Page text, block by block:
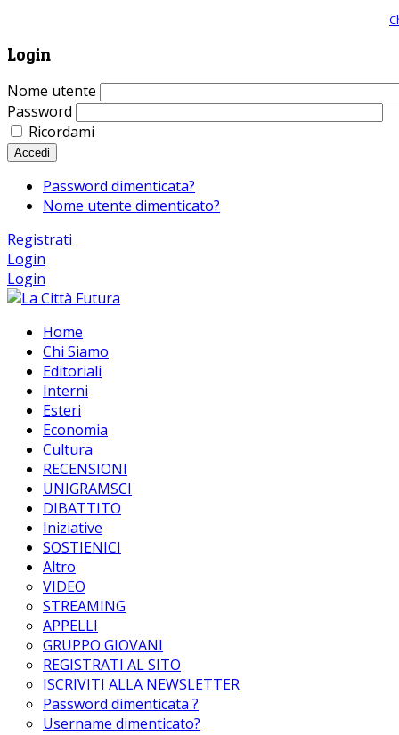
Login
Nome utente
Password
Ricordami
Accedi
Password dimenticata?
Nome utente dimenticato?
Registrati
Login
Login
Home
Chi Siamo
Editoriali
Interni
Esteri
Economia
Cultura
RECENSIONI
UNIGRAMSCI
DIBATTITO
Iniziative
SOSTIENICI
Altro
VIDEO
STREAMING
APPELLI
GRUPPO GIOVANI
REGISTRATI AL SITO
ISCRIVITI ALLA NEWSLETTER
Password dimenticata ?
Username dimenticato?